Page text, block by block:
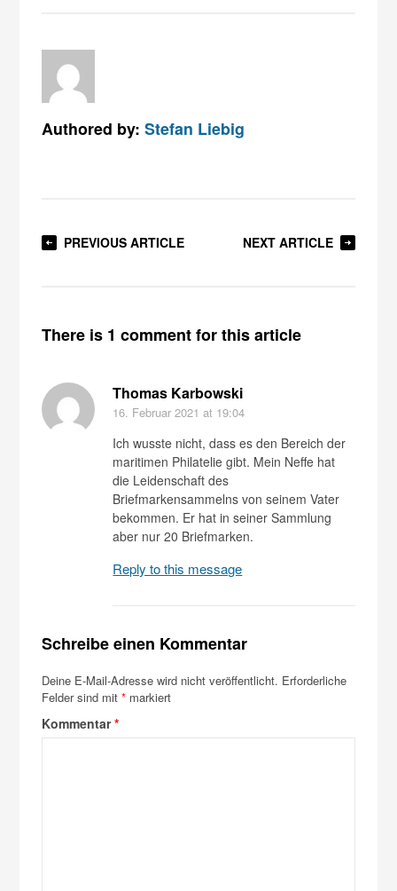
Authored by:Stefan Liebig
PREVIOUS ARTICLE NEXT ARTICLE
There is 1 comment for this article
Thomas Karbowski
16. Februar 2021 at 19:04
Ich wusste nicht, dass es den Bereich der
maritimen Philatelie gibt. Mein Neffe hat
die Leidenschaft des
Briefmarkensammelns von seinem Vater
bekommen. Er hat in seiner Sammlung
aber nur 20 Briefmarken.
Reply to this message
Schreibe einen Kommentar
Deine E-Mail-Adresse wird nicht veröffentlicht. Erforderliche
Felder sind mit* markiert
Kommentar*